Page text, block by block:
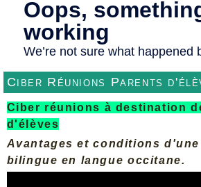
Ciber Réunions Parents
Ciber réunions à destination
d'élèves
Avantages et conditions
bilingue en langue occitane.